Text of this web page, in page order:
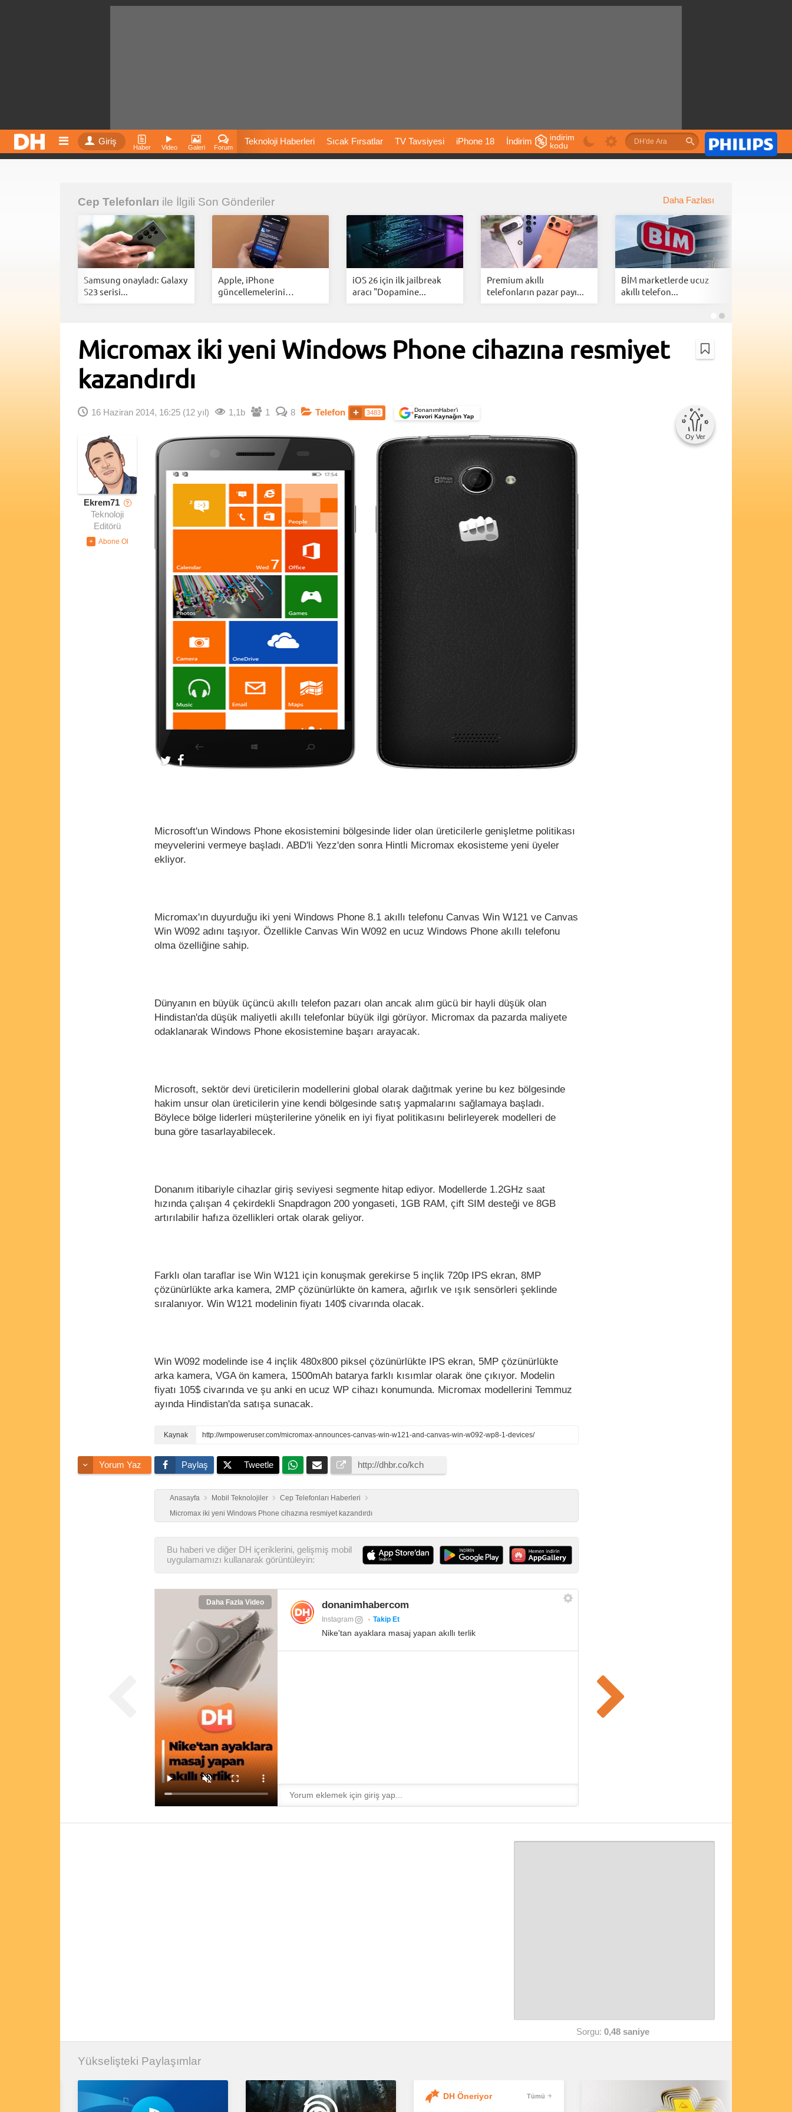
Giriş
Haber Video Galeri Forum
Teknoloji Haberleri Sıcak Fırsatlar TV Tavsiyesi iPhone 18 İndirim
Fiyatları
İnstagram Dondurma İnstagram Çöktü Mü
indirim
kodu
Cep Telefonları ile İlgili Son Gönderiler Daha Fazlası
Samsung onayladı: Galaxy
S23 serisi...
Apple, iPhone
güncellemelerini
iOS 26 için ilk jailbreak
aracı "Dopamine...
Premium akıllı
telefonların pazar payı...
BİM marketlerde ucuz
akıllı telefon...
Micromax iki yeni Windows Phone cihazına resmiyet
kazandırdı
16 Haziran 2014, 16:25 (12 yıl) 1,1b 1 8 Telefon 3483 +DonanımHaber’i
Favori Kaynağın Yap
Oy Ver
Ekrem71 ?
Teknoloji
Editörü
Microsoft'un Windows Phone ekosistemini bölgesinde lider olan üreticilerle genişletme politikası
meyvelerini vermeye başladı. ABD'li Yezz'den sonra Hintli Micromax ekosisteme yeni üyeler
ekliyor.
Micromax'ın duyurduğu iki yeni Windows Phone 8.1 akıllı telefonu Canvas Win W121 ve Canvas
Win W092 adını taşıyor. Özellikle Canvas Win W092 en ucuz Windows Phone akıllı telefonu
olma özelliğine sahip.
Dünyanın en büyük üçüncü akıllı telefon pazarı olan ancak alım gücü bir hayli düşük olan
Hindistan'da düşük maliyetli akıllı telefonlar büyük ilgi görüyor. Micromax da pazarda maliyete
odaklanarak Windows Phone ekosistemine başarı arayacak.
Microsoft, sektör devi üreticilerin modellerini global olarak dağıtmak yerine bu kez bölgesinde
hakim unsur olan üreticilerin yine kendi bölgesinde satış yapmalarını sağlamaya başladı.
Böylece bölge liderleri müşterilerine yönelik en iyi fiyat politikasını belirleyerek modelleri de
buna göre tasarlayabilecek.
Donanım itibariyle cihazlar giriş seviyesi segmente hitap ediyor. Modellerde 1.2GHz saat
hızında çalışan 4 çekirdekli Snapdragon 200 yongaseti, 1GB RAM, çift SIM desteği ve 8GB
artırılabilir hafıza özellikleri ortak olarak geliyor.
Farklı olan taraflar ise Win W121 için konuşmak gerekirse 5 inçlik 720p IPS ekran, 8MP
çözünürlükte arka kamera, 2MP çözünürlükte ön kamera, ağırlık ve ışık sensörleri şeklinde
sıralanıyor. Win W121 modelinin fiyatı 140$ civarında olacak.
Win W092 modelinde ise 4 inçlik 480x800 piksel çözünürlükte IPS ekran, 5MP çözünürlükte
arka kamera, VGA ön kamera, 1500mAh batarya farklı kısımlar olarak öne çıkıyor. Modelin
fiyatı 105$ civarında ve şu anki en ucuz WP cihazı konumunda. Micromax modellerini Temmuz
ayında Hindistan'da satışa sunacak.
http://wmpoweruser.com/micromax-announces-canvas-win-w121-and-canvas-win-w092-wp8-1-devices/
Yorum Yaz Paylaş Tweetle
Anasayfa Mobil Teknolojiler
Cep Telefonları Haberleri
Micromax iki yeni Windows Phone cihazına resmiyet kazandırdı
Bu haberi ve diğer DH içeriklerini, gelişmiş mobil
uygulamamızı kullanarak görüntüleyin:
Daha Fazla Video donanimhabercom
Instagram Takip Et
Nike'tan ayaklara masaj yapan akıllı terlik
Sorgu: 0,48 saniye
Yükselişteki Paylaşımlar
DH Öneriyor Tümü